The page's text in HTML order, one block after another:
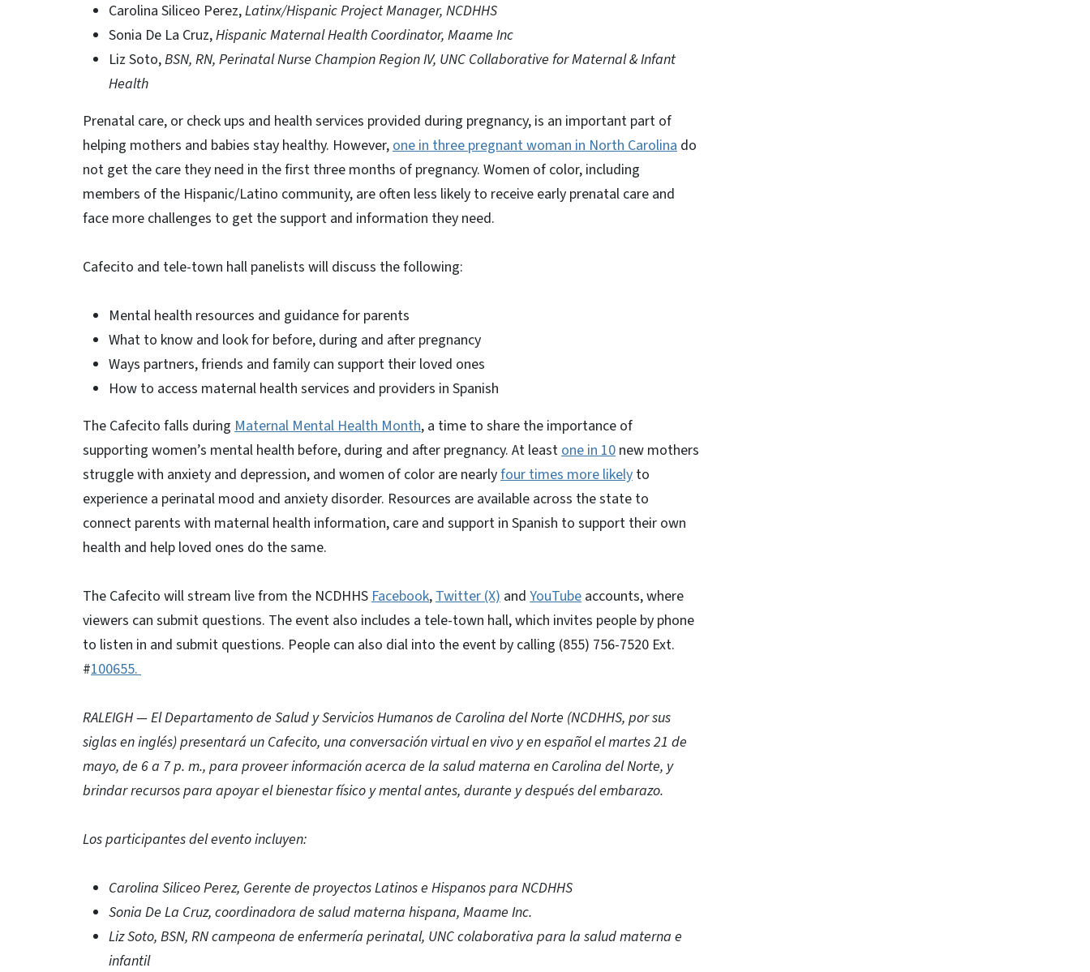
Carolina Siliceo Perez,Latinx/Hispanic Project Manager, NCDHHS
Sonia De La Cruz,Hispanic Maternal Health Coordinator, Maame Inc
Liz Soto,BSN, RN, Perinatal Nurse Champion Region IV, UNC Collaborative for Maternal & Infant
Health
Prenatal care, or check ups and health services provided during pregnancy, is an important part of
helping mothers and babies stay healthy. However,one in three pregnant woman in North Carolina do
not get the care they need in the first three months of pregnancy. Women of color, including
members of the Hispanic/Latino community, are often less likely to receive early prenatal care and
face more challenges to get the support and information they need.
Cafecito and tele-town hall panelists will discuss the following:
Mental health resources and guidance for parents
What to know and look for before, during and after pregnancy
Ways partners, friends and family can support their loved ones
How to access maternal health services and providers in Spanish
The Cafecito falls during Maternal Mental Health Month, a time to share the importance of
supporting women’s mental health before, during and after pregnancy. At leastone in 10 new mothers
struggle with anxiety and depression, and women of color are nearlyfour times more likely to
experience a perinatal mood and anxiety disorder. Resources are available across the state to
connect parents with maternal health information, care and support in Spanish to support their own
health and help loved ones do the same.
The Cafecito will stream live from the NCDHHSFacebook,Twitter (X) and YouTube accounts, where
viewers can submit questions. The event also includes a tele-town hall, which invites people by phone
to listen in and submit questions. People can also dial into the event by calling (855) 756-7520 Ext.
#100655.
RALEIGH — El Departamento de Salud y Servicios Humanos de Carolina del Norte (NCDHHS, por sus
siglas en inglés) presentará un Cafecito, una conversación virtual en vivo y en español el martes 21 de
mayo, de 6 a 7 p. m., para proveer información acerca de la salud materna en Carolina del Norte, y
brindar recursos para apoyar el bienestar físico y mental antes, durante y después del embarazo.
Los participantes del evento incluyen:
Carolina Siliceo Perez, Gerente de proyectos Latinos e Hispanos para NCDHHS
Sonia De La Cruz, coordinadora de salud materna hispana, Maame Inc.
Liz Soto, BSN, RN campeona de enfermería perinatal, UNC colaborativa para la salud materna e
infantil